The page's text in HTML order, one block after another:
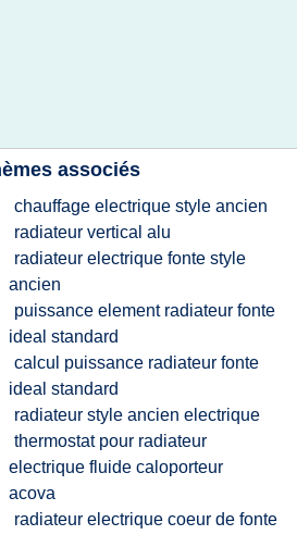
associés
chauffage electrique style ancien
radiateur vertical alu
radiateur electrique fonte style
ancien
puissance element radiateur fonte
ideal standard
calcul puissance radiateur fonte
ideal standard
radiateur style ancien electrique
thermostat pour radiateur
electrique fluide caloporteur
acova
radiateur electrique coeur de fonte